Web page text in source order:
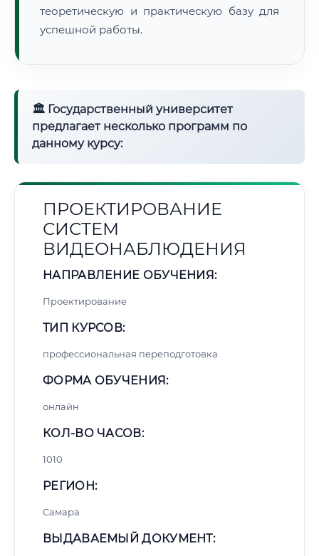
теоретическую и практическую базу для
успешной работы.
🏛 Государственный университет
предлагает несколько программ по
данному курсу:
ПРОЕКТИРОВАНИЕ
СИСТЕМ
ВИДЕОНАБЛЮДЕНИЯ
НАПРАВЛЕНИЕ ОБУЧЕНИЯ:
Проектирование
ТИП КУРСОВ:
профессиональная переподготовка
ФОРМА ОБУЧЕНИЯ:
онлайн
КОЛ-ВО ЧАСОВ:
1010
РЕГИОН:
Самара
ВЫДАВАЕМЫЙ ДОКУМЕНТ: